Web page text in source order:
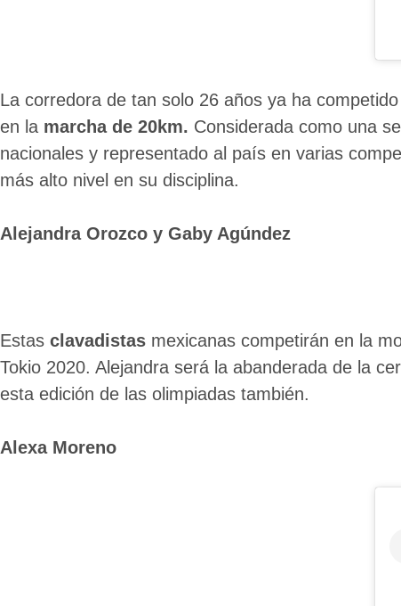
La corredora de tan solo 26 años ya ha
en la marcha de 20km. Considerada como una
nacionales y representado al país en varias
más alto nivel en su disciplina.
Alejandra Orozco y Gaby Agúndez
Estas clavadistas mexicanas competirán en la
Tokio 2020. Alejandra será la abanderada de la
esta edición de las olimpiadas también.
Alexa Moreno